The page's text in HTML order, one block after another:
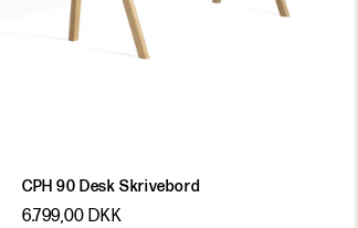
CPH 90 Desk Skrivebord
6.799,00 DKK